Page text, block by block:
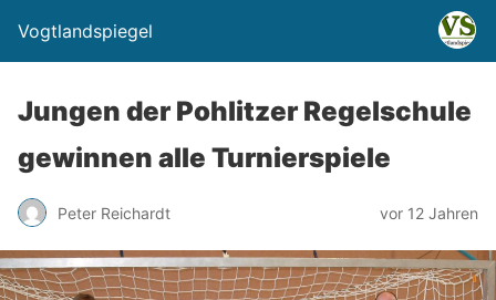
Vogtlandspiegel
Jungen der Pohlitzer Regelschule
gewinnen alle Turnierspiele
Peter Reichardt vor 12 Jahren